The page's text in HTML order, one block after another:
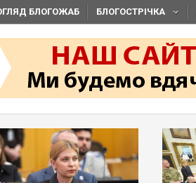
БЛОГОЖАБ БЛОГОСТРІЧКА